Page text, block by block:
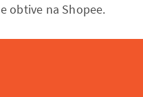
obtive na Shopee.